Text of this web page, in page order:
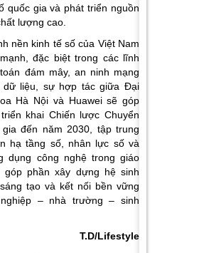
quốc gia và phát triển nguồn
lượng cao.
nền kinh tế số của Việt Nam
đặc biệt trong các lĩnh
đám mây, an ninh mạng
dữ liệu, sự hợp tác giữa Đại
Hà Nội và Huawei sẽ góp
khai Chiến lược Chuyển
đến năm 2030, tập trung
hạ tầng số, nhân lực số và
dụng công nghệ trong giáo
góp phần xây dựng hệ sinh
tạo và kết nối bền vững
– nhà trường – sinh
T.D/Lifestyle